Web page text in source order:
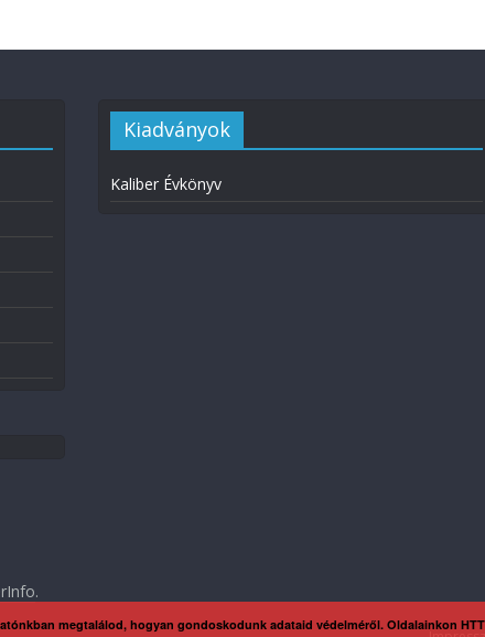
Kiadványok
Kaliber Évkönyv
.
megtalálod, hogyan gondoskodunk adataid védelméről. Oldalainkon